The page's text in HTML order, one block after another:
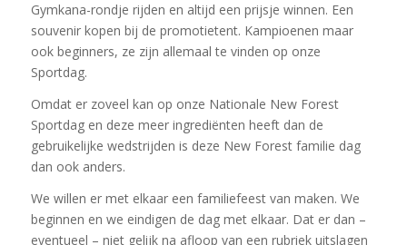
Gymkana-rondje rijden en altijd een prijsje winnen. Een
souvenir kopen bij de promotietent. Kampioenen maar
ook beginners, ze zijn allemaal te vinden op onze
Sportdag.
Omdat er zoveel kan op onze Nationale New Forest
Sportdag en deze meer ingrediënten heeft dan de
gebruikelijke wedstrijden is deze New Forest familie dag
dan ook anders.
We willen er met elkaar een familiefeest van maken. We
beginnen en we eindigen de dag met elkaar. Dat er dan –
eventueel – niet gelijk na afloop van een rubriek uitslagen